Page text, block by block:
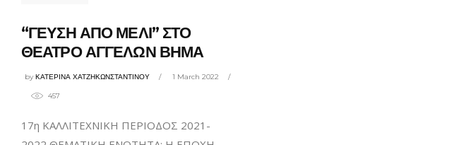
“ΓΕΥΣΗ ΑΠΟ ΜΕΛΙ” ΣΤΟ
ΘΕΑΤΡΟ ΑΓΓΕΛΩΝ ΒΗΜΑ
byΚΑΤΕΡΙΝΑ ΧΑΤΖΗΚΩΝΣΤΑΝΤΙΝΟΥ 1 March 2022
457
17η ΚΑΛΛΙΤΕΧΝΙΚΗ ΠΕΡΙΟΔΟΣ 2021-